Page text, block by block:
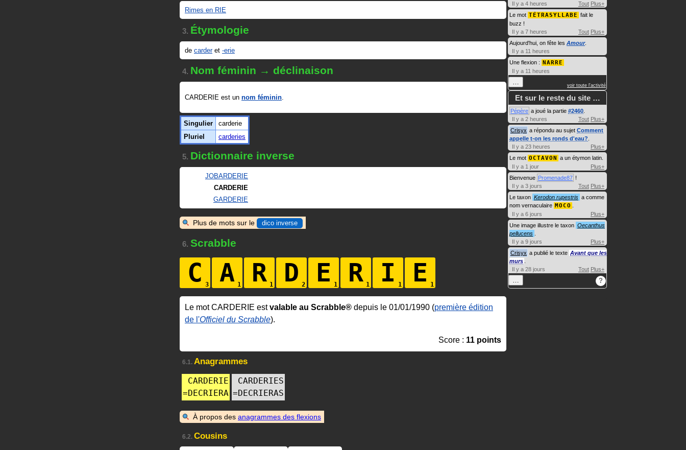
Rimes en RIE
3. Étymologie
de carderet -erie
4. Nom féminin → déclinaison
CARDERIE est un nom féminin.
Singulier
carderie
Pluriel
carderies
5. Dictionnaire inverse
JOBARDERIE
CARDERIE
GARDERIE
Plus de mots sur le dico inverse
6. Scrabble
C A R D E R I E
Le mot CARDERIE estvalable au Scrabble® depuis le 01/01/1990 (première édition
de l'Officiel du Scrabble).
Score : 11 points
6.1. Anagrammes
CARDERIE
=DECRIERA
CARDERIES
=DECRIERAS
À propos des anagrammes des flexions
6.2. Cousins
Il y a 4 heures
Tout Plus+
Le mot TÉTRASYLLABE fait le
buzz !
Il y a 7 heures
Tout Plus+
Aujourd'hui, on fête les Amour.
Il y a 11 heures
Une flexion : NARRE
Il y a 11 heures
… voir toute l'activité
Et sur le reste du site …
Pépère a joué la partie #2460
Il y a 2 heures
Tout Plus+
Crisyx a répondu au sujet Comment
appelle t-on les ronds d'eau?
Il y a 23 heures
Plus+
Le mot OCTAVON a un étymon latin.
Il y a 1 jour
Plus+
Bienvenue Promenade87 !
Il y a 3 jours
Tout Plus+
Le taxon Kerodon rupestris a comme
nom vernaculaire MOCO
Il y a 6 jours
Plus+
Une image illustre le taxon Oecanthus
pellucens
Il y a 9 jours
Plus+
Crisyx a publié le texte Avant que les
murs
Il y a 28 jours
Tout Plus+
… ?